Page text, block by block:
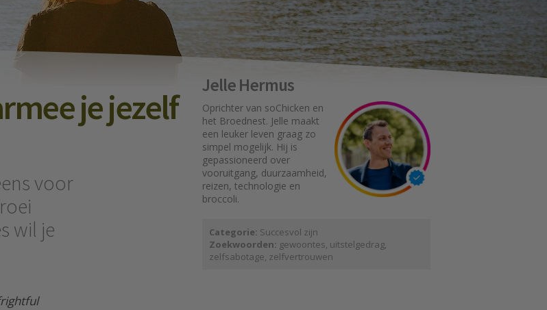
je jezelf
voor
wil je
Jelle Hermus
Oprichter van soChicken en
het Broednest. Jelle maakt
een leuker leven graag zo
simpel mogelijk. Hij is
gepassioneerd over
vooruitgang, duurzaamheid,
reizen, technologie en
broccoli.
Categorie: Succesvol zijn
Zoekwoorden: gewoontes, uitstelgedrag,
zelfsabotage, zelfvertrouwen